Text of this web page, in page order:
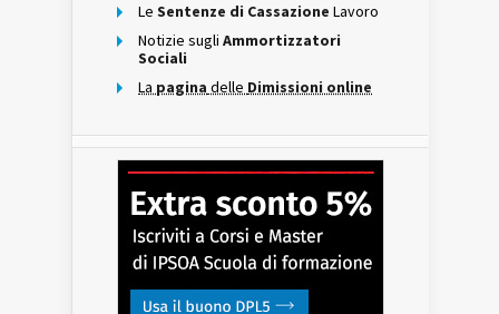
Le Sentenze di Cassazione Lavoro
Notizie sugli Ammortizzatori
Sociali
La pagina delle Dimissioni online